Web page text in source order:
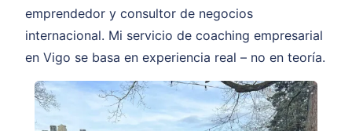
emprendedor y consultor de negocios
internacional. Mi servicio de coaching empresarial
en Vigo se basa en experiencia real – no en teoría.